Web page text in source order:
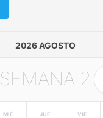
2026 AGOSTO
SEMANA 2
MIÉ JUE VIE